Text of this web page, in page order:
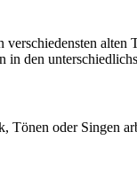
alten
den
oder Singen